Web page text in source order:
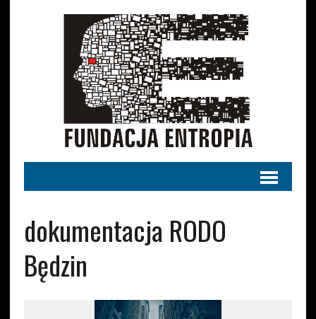
dokumentacja RODO
Będzin